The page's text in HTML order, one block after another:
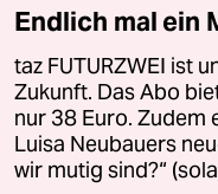
Endlich mal ein
taz FUTURZWEI ist
Zukunft. Das Abo
nur 38 Euro. Zudem
Luisa Neubauers
wir mutig sind?“